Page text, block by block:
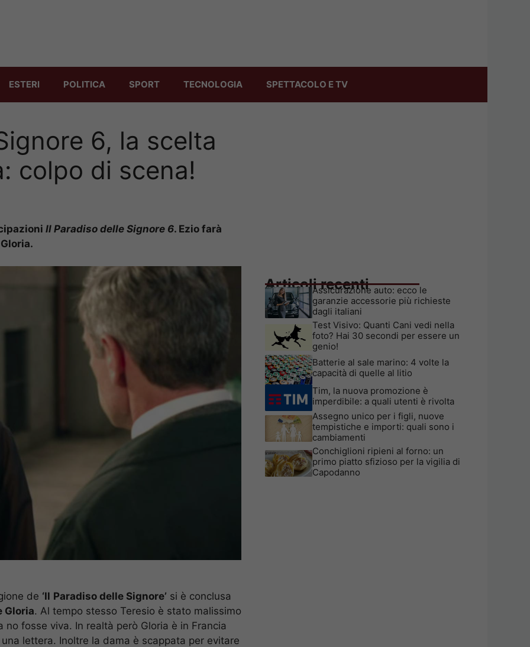
ESTERI POLITICA SPORT TECNOLOGIA SPETTACOLO E TV
6, la scelta
colpo di scena!
Il Paradiso delle Signore 6. Ezio farà
de ‘Il Paradiso delle Signore’ si è conclusa
Gloria. Al tempo stesso Teresio è stato malissimo
fosse viva. In realtà però Gloria è in Francia
lettera. Inoltre la dama è scappata per evitare
Articoli recenti
Assicurazione auto: ecco le
garanzie accessorie più richieste
dagli italiani
Test Visivo: Quanti Cani vedi nella
foto? Hai 30 secondi per essere un
genio!
Batterie al sale marino: 4 volte la
capacità di quelle al litio
Tim, la nuova promozione è
imperdibile: a quali utenti è rivolta
Assegno unico per i figli, nuove
tempistiche e importi: quali sono i
cambiamenti
Conchiglioni ripieni al forno: un
primo piatto sfizioso per la vigilia di
Capodanno